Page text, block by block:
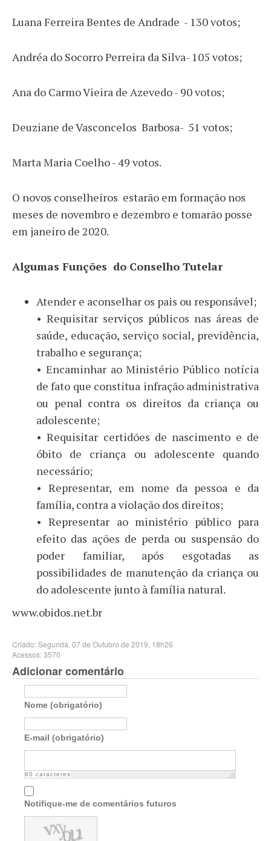
Luana Ferreira Bentes de Andrade - 130 votos;
Andréa do Socorro Perreira da Silva- 105 votos;
Ana do Carmo Vieira de Azevedo - 90 votos;
Deuziane de Vasconcelos Barbosa- 51 votos;
Marta Maria Coelho - 49 votos.
O novos conselheiros estarão em formação nos
meses de novembro e dezembro e tomarão posse
em janeiro de 2020.
Algumas Funções do Conselho Tutelar
Atender e aconselhar os pais ou responsável;
• Requisitar serviços públicos nas áreas de
saúde, educação, serviço social, previdência,
trabalho e segurança;
• Encaminhar ao Ministério Público notícia
de fato que constitua infração administrativa
ou penal contra os direitos da criança ou
adolescente;
• Requisitar certidões de nascimento e de
óbito de criança ou adolescente quando
necessário;
• Representar, em nome da pessoa e da
família, contra a violação dos direitos;
• Representar ao ministério público para
efeito das ações de perda ou suspensão do
poder familiar, após esgotadas as
possibilidades de manutenção da criança ou
do adolescente junto à família natural.
www.obidos.net.br
Criado: Segunda, 07 de Outubro de 2019, 18h26
Acessos: 3570
Adicionar comentário
Nome (obrigatório)
E-mail (obrigatório)
80 caracteres
Notifique-me de comentários futuros